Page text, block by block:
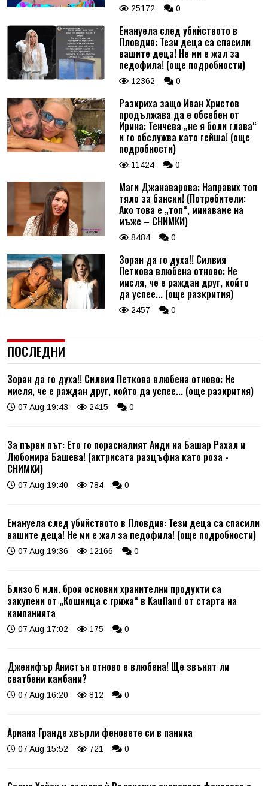
25172 0
Емануела след убийството в
Пловдив: Тези деца са спасили
вашите деца! Не ми е жал за
педофила! (още подробности)
12362 0
Разкриха защо Иван Христов
продължава да е обсебен от
Ирина: Тенчева „не я боли глава“
и го обслужва като гейша! (още
подробности)
11424 0
Маги Джанаварова: Направих топ
тяло за бански! (Потребители:
Ако това е „топ“, минаваме на
мъже – СНИМКИ)
8484 0
Зоран да го духа!! Силвия
Петкова влюбена отново: Не
мисля, че е раждан друг, който
да успее... (още разкрития)
2457 0
ПОСЛЕДНИ
Зоран да го духа!! Силвия Петкова влюбена отново: Не
мисля, че е раждан друг, който да успее... (още разкрития)
07 Aug 19:43 2415 0
За първи път: Ето го порасналият Анди на Башар Рахал и
Любомира Башева! (актрисата разцъфна като роза -
СНИМКИ)
07 Aug 19:40 784 0
Емануела след убийството в Пловдив: Тези деца са спасили
вашите деца! Не ми е жал за педофила! (още подробности)
07 Aug 19:36 12166 0
Близо 6 млн. броя основни хранителни продукти са
закупени от „Кошница с грижа“ в Kaufland от старта на
кампанията
07 Aug 17:02 175 0
Дженифър Анистън отново е влюбена! Ще звънят ли
сватбени камбани?
07 Aug 16:20 812 0
Ариана Гранде хвърли феновете си в паника
07 Aug 15:52 721 0